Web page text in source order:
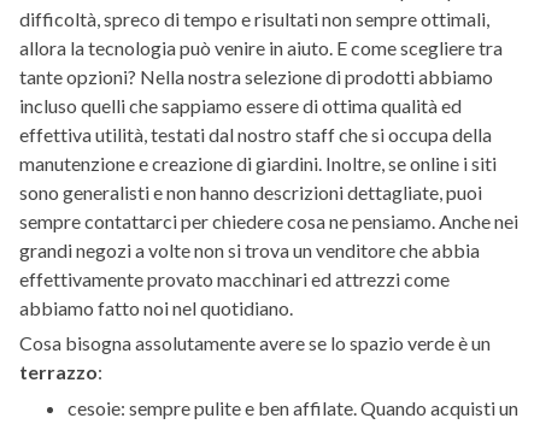
difficoltà, spreco di tempo e risultati non sempre ottimali,
allora la tecnologia può venire in aiuto. E come scegliere tra
tante opzioni? Nella nostra selezione di prodotti abbiamo
incluso quelli che sappiamo essere di ottima qualità ed
effettiva utilità, testati dal nostro staff che si occupa della
manutenzione e creazione di giardini. Inoltre, se online i siti
sono generalisti e non hanno descrizioni dettagliate, puoi
sempre contattarci per chiedere cosa ne pensiamo. Anche nei
grandi negozi a volte non si trova un venditore che abbia
effettivamente provato macchinari ed attrezzi come
abbiamo fatto noi nel quotidiano.
Cosa bisogna assolutamente avere se lo spazio verde è un
terrazzo:
cesoie: sempre pulite e ben affilate. Quando acquisti un